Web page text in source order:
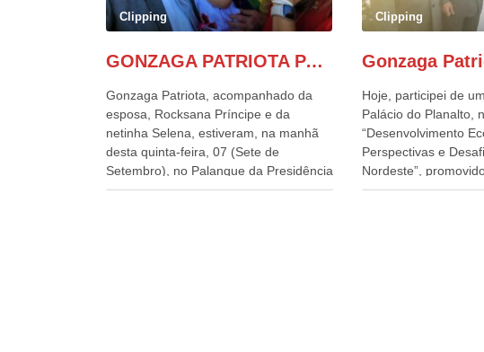
Clipping
GONZAGA PATRIOTA PARTICIPA DO DESFILE DA INDEPENDÊNCIA NO PALANQUE DA PRESIDÊNCIA DA REPÚBLICA E É ABRAÇADO POR LULA E POR GERALDO ALCKMIN.
Gonzaga Patriota, acompanhado da
esposa, Rocksana Príncipe e da
netinha Selena, estiveram, na manhã
desta quinta-feira, 07 (Sete de
Setembro), no Palanque da Presidência
da República, onde foram abraçados
Clipping
Hoje, participei de
Palácio do Planalto,
“Desenvolvimento
Perspectivas e
Nordeste”,
o Consórcio